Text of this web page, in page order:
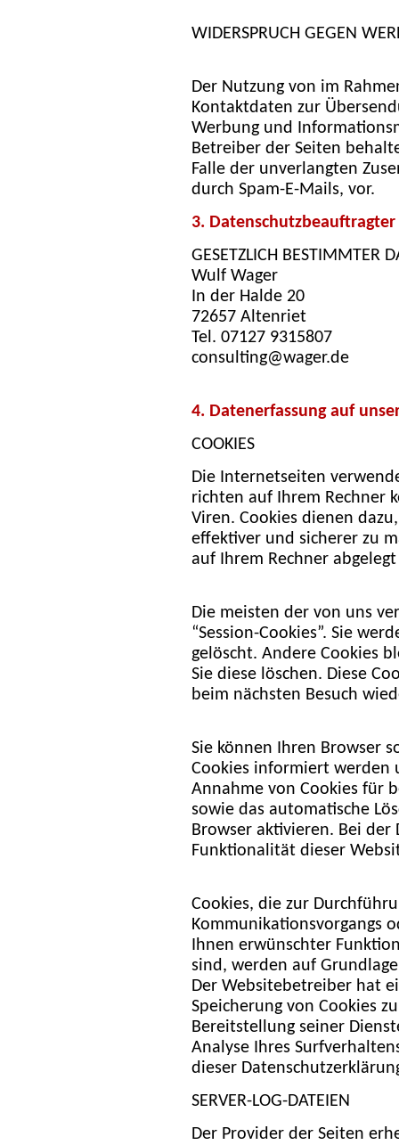
WIDERSPRUCH GEGEN
Der Nutzung von im
Kontaktdaten zur
Werbung und
Betreiber der Seiten
Falle der unverlangten
durch Spam-E-Mails, vor.
3. Datenschutzbeauftragter
GESETZLICH BESTIMMTER
Wulf Wager
In der Halde 20
72657 Altenriet
Tel. 07127 9315807
consulting@wager.de
4. Datenerfassung auf
COOKIES
Die Internetseiten
richten auf Ihrem Rechner
Viren. Cookies dienen
effektiver und sicherer zu
auf Ihrem Rechner
Die meisten der von uns
“Session-Cookies”. Sie
gelöscht. Andere Cookies
Sie diese löschen. Diese
beim nächsten Besuch
Sie können Ihren Browser
Cookies informiert werden
Annahme von Cookies für
sowie das automatische
Browser aktivieren. Bei der
Funktionalität dieser
Cookies, die zur
Kommunikationsvorgangs
Ihnen erwünschter
sind, werden auf
Der Websitebetreiber hat
Speicherung von Cookies
Bereitstellung seiner
Analyse Ihres
dieser
SERVER-LOG-DATEIEN
Der Provider der Seiten